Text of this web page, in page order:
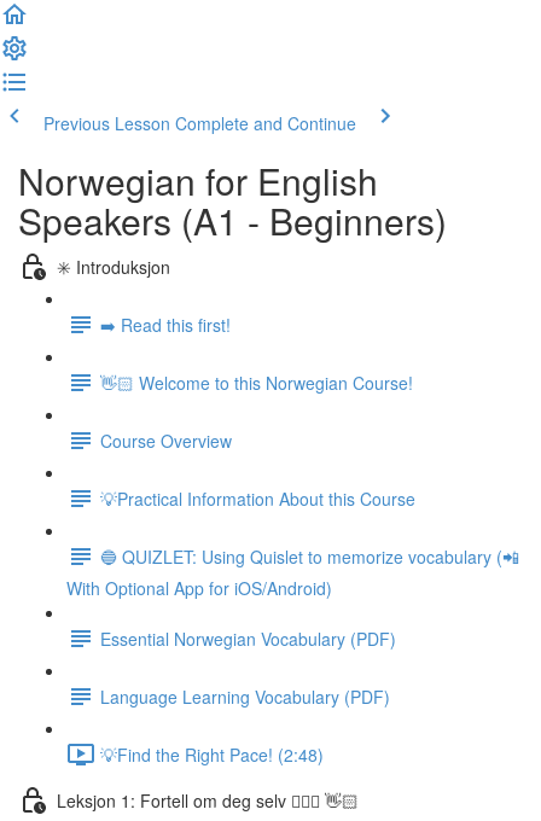
Previous Lesson Complete and Continue
Norwegian for English
Speakers (A1 - Beginners)
✳️ Introduksjon
➡️ Read this first!
👋🏻 Welcome to this Norwegian Course!
Course Overview
💡Practical Information About this Course
🔵 QUIZLET: Using Quislet to memorize vocabulary (📲
With Optional App for iOS/Android)
Essential Norwegian Vocabulary (PDF)
Language Learning Vocabulary (PDF)
💡Find the Right Pace! (2:48)
Leksjon 1: Fortell om deg selv 🙋🏽‍♀️ 👋🏻